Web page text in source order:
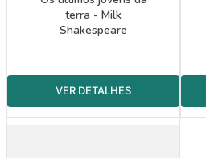
terra - Milk
Shakespeare